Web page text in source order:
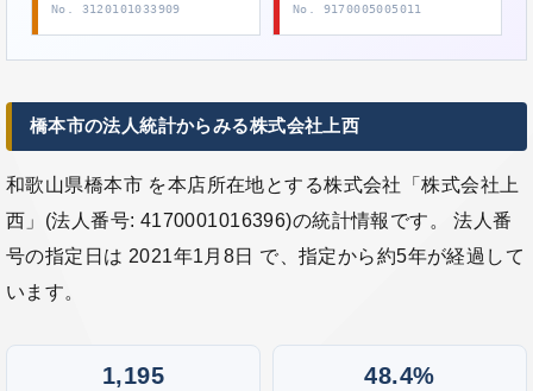
No. 3120101033909 No. 9170005005011
橋本市の法人統計からみる株式会社上西
和歌山県橋本市 を本店所在地とする株式会社「株式会社上
西」(法人番号: 4170001016396)の統計情報です。 法人番
号の指定日は 2021年1月8日 で、指定から約5年が経過して
います。
1,195 48.4%